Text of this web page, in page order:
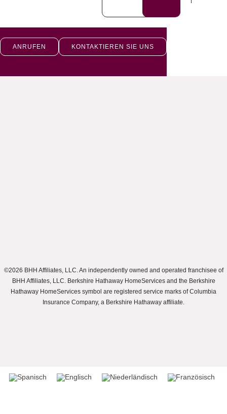
ANRUFEN KONTAKTIEREN SIE UNS
©2026 BHH Affiliates, LLC. An independently owned and operated franchisee of
BHH Affiliates, LLC. Berkshire Hathaway HomeServices and the Berkshire
Hathaway HomeServices symbol are registered service marks of Columbia
Insurance Company, a Berkshire Hathaway affiliate.